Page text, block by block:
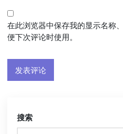
在此浏览器中保存我的显示名称
便下次评论时使用。
搜索